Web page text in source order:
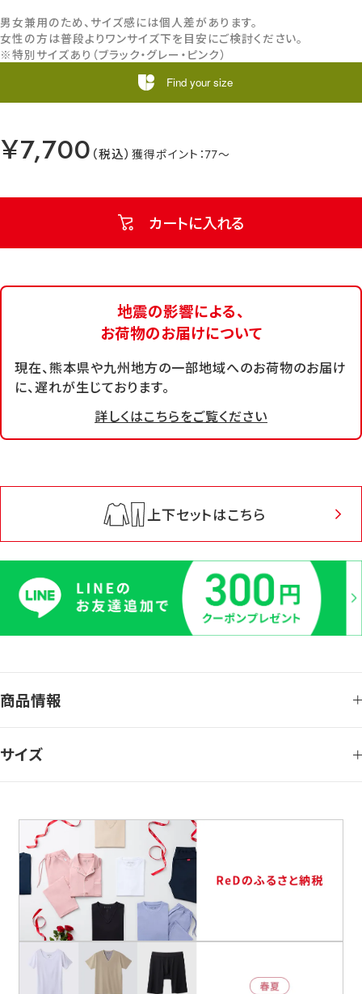
￥7,700 77
カートに入れる
男女兼用のため、サイズ感には個人差があります。
女性の方は普段よりワンサイズ下を目安にご検討ください。
※特別サイズあり（ブラック・グレー・ピンク）
Find your size
地震の影響による、
お荷物のお届けについて
現在、熊本県や九州地方の一部地域へのお荷物のお届け
に、遅れが生じております。
詳しくはこちらをご覧ください
上下セットはこちら
商品情報
サイズ